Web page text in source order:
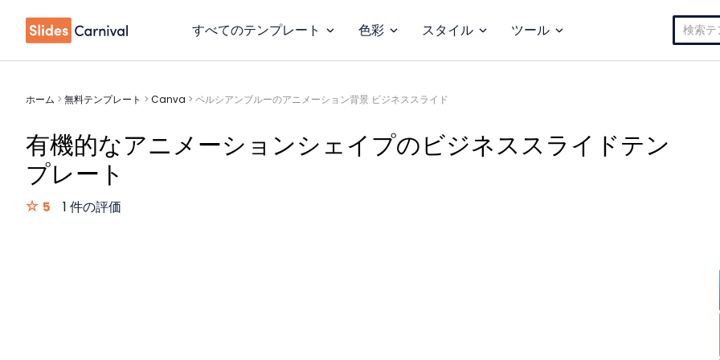
すべてのテンプレート 色彩 スタイル ツール
検
索:
ホーム > 無料テンプレート > Canva > ペルシアンブルーのアニメーション背景 ビジネススライド
有機的なアニメーションシェイプのビジネススライドテン
プレート
5 1 件の評価